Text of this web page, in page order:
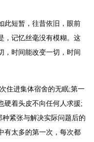
短暂，往昔依旧，眼前
，记忆丝毫没有模糊。这
，时间能改变一切，时间
进集体宿舍的无眠;第一
硬着头皮不向任何人求援;
紧张与解决实际问题后的
有太多的第一次，每次都